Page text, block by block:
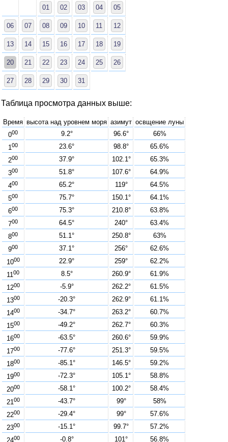
01
02 03 04 05
06 07 08 09 10 11 12
13 14 15 16 17 18 19
20 21 22 23 24 25 26
27 28 29 30 31
Таблица просмотра данных выше:
Время высота над уровнем моря азимут освщение луны
000 9.2° 96.6°
66%
100 23.6° 98.8°
65.6%
200 37.9° 102.1°
65.3%
300 51.8° 107.6°
64.9%
400 65.2° 119°
64.5%
500 75.7° 150.1°
64.1%
600 75.3° 210.8°
63.8%
700 64.5° 240°
63.4%
800 51.1° 250.8°
63%
900 37.1° 256°
62.6%
1000 22.9° 259°
62.2%
1100 8.5° 260.9°
61.9%
1200 -5.9° 262.2°
61.5%
1300 -20.3° 262.9°
61.1%
1400 -34.7° 263.2°
60.7%
1500 -49.2° 262.7°
60.3%
1600 -63.5° 260.6°
59.9%
1700 -77.6° 251.3°
59.5%
1800 -85.1° 146.5°
59.2%
1900 -72.3° 105.1°
58.8%
2000 -58.1° 100.2°
58.4%
2100 -43.7° 99°
58%
2200 -29.4° 99°
57.6%
2300 -15.1° 99.7°
57.2%
2400 -0.8° 101° 56.8%